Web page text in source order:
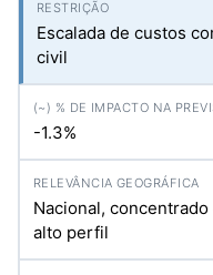
Escalada de custos
civil
-1.3%
Nacional,
alto perfil